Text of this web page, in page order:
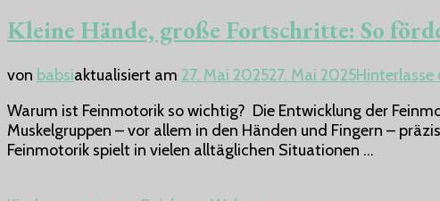
Kleine Hände, große Fortschritte: So
von babsiaktualisiert am 27. Mai 202527. Mai 2025Hinterlasse
Warum ist Feinmotorik so wichtig? Die Entwicklung der
Muskelgruppen – vor allem in den Händen und Fingern –
Feinmotorik spielt in vielen alltäglichen Situationen …